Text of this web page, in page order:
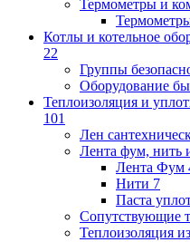
Термометры и
Котлы и котельное
22
Группы
Оборудование
Теплоизоляция и
101
Лен
Лента фум, нить
Лента Фум
Нити 7
Паста
Сопутствующие
Теплоизоляция